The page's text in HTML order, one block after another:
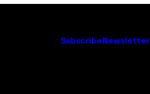
Subscribe Newsletter